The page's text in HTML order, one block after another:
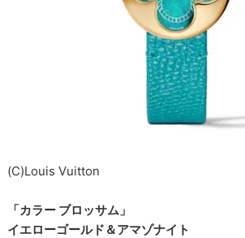
(C)Louis Vuitton
「カラー ブロッサム」
イエローゴールド＆アマゾナイト